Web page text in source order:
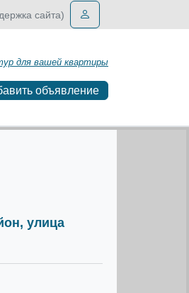
сайта)
для вашей квартиры
объявление
улица